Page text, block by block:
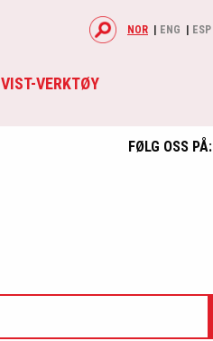
VERKTØY
NOR ENG ESP
FØLG OSS PÅ: